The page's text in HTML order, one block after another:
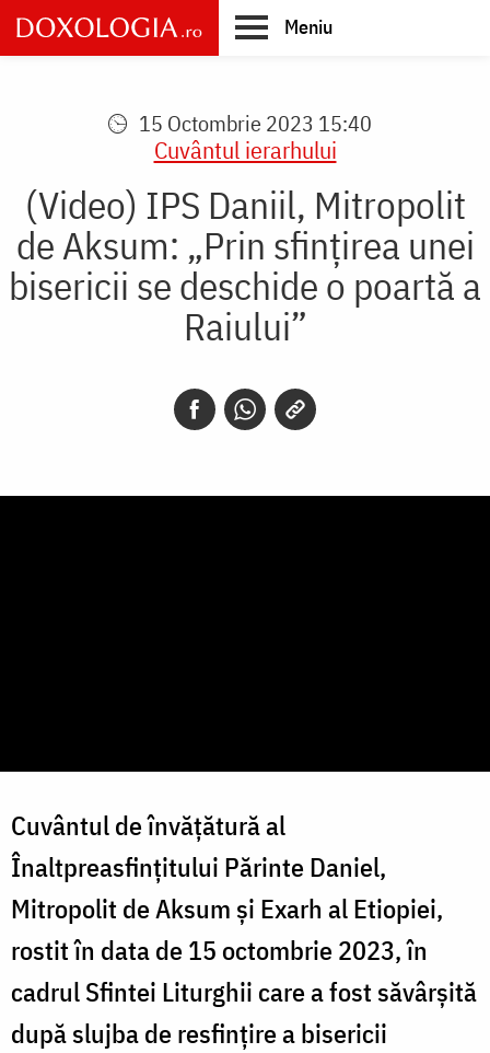
Skip
to
main
Meniu
15 Octombrie 2023 15:40
Cuvântul ierarhului
(Video) IPS Daniil, Mitropolit
de Aksum: „Prin sfințirea unei
bisericii se deschide o poartă a
Raiului”
Cuvântul de învățătură al
Înaltpreasfințitului Părinte Daniel,
Mitropolit de Aksum şi Exarh al Etiopiei,
rostit în data de 15 octombrie 2023, în
cadrul Sfintei Liturghii care a fost săvârșită
după slujba de resfințire a bisericii